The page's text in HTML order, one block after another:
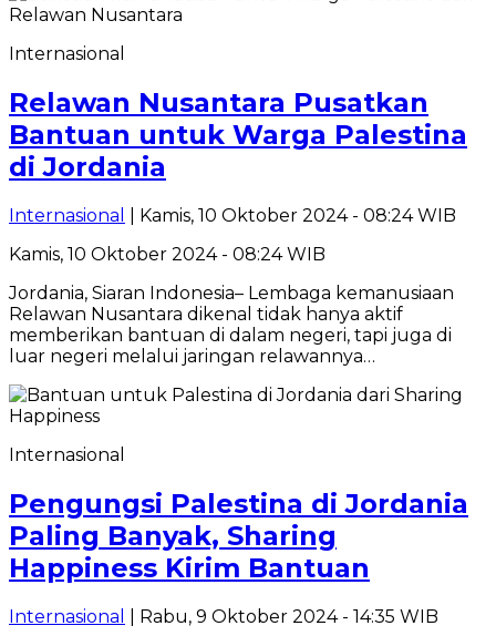
Internasional
Relawan Nusantara Pusatkan
Bantuan untuk Warga Palestina
di Jordania
Internasional
| Kamis, 10 Oktober 2024 - 08:24 WIB
Kamis, 10 Oktober 2024 - 08:24 WIB
Jordania, Siaran Indonesia– Lembaga kemanusiaan
Relawan Nusantara dikenal tidak hanya aktif
memberikan bantuan di dalam negeri, tapi juga di
luar negeri melalui jaringan relawannya…
Internasional
Pengungsi Palestina di Jordania
Paling Banyak, Sharing
Happiness Kirim Bantuan
Internasional
| Rabu, 9 Oktober 2024 - 14:35 WIB